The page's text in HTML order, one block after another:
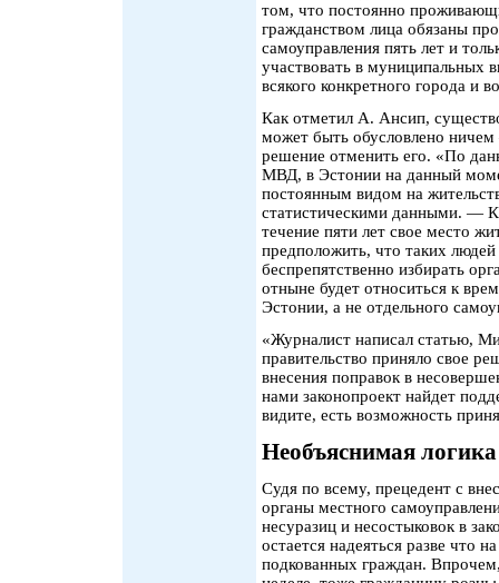
том, что постоянно
гражданством лица обязаны
самоуправления пять лет и
участвовать в муниципальных
всякого конкретного города и
Как отметил А. Ансип,
может быть обусловлено
решение отменить его. «По
МВД, в Эстонии на данный
постоянным видом на
статистическими данными. —
течение пяти лет свое место
предположить, что таких
беспрепятственно избирать
отныне будет относиться к
Эстонии, а не отдельного
«Журналист написал статью,
правительство приняло свое
внесения поправок в
нами законопроект найдет
видите, есть возможность
Необъяснимая логика
Судя по всему, прецедент с
органы местного
несуразиц и несостыковок в
остается надеяться разве что
подкованных граждан.